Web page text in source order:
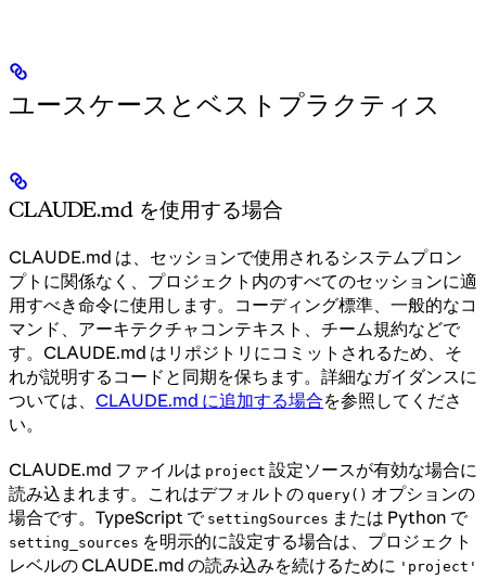
ユースケースとベストプラクティス
CLAUDE.md を使用する場合
CLAUDE.md は、セッションで使用されるシステムプロン
プトに関係なく、プロジェクト内のすべてのセッションに適
用すべき命令に使用します。コーディング標準、一般的なコ
マンド、アーキテクチャコンテキスト、チーム規約などで
す。CLAUDE.md はリポジトリにコミットされるため、そ
れが説明するコードと同期を保ちます。詳細なガイダンスに
ついては、 CLAUDE.md に追加する場合を参照してくださ
い。
CLAUDE.md ファイルは project 設定ソースが有効な場合に
読み込まれます。これはデフォルトの query() オプションの
場合です。TypeScript で settingSources または Python で
setting_sources を明示的に設定する場合は、プロジェクト
レベルの CLAUDE.md の読み込みを続けるために 'project'